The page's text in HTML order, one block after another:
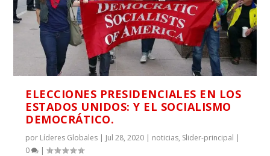
ELECCIONES PRESIDENCIALES EN LOS
ESTADOS UNIDOS: Y EL SOCIALISMO
DEMOCRÁTICO.
por Líderes Globales | Jul 28, 2020 | noticias, Slider-principal |
0
|